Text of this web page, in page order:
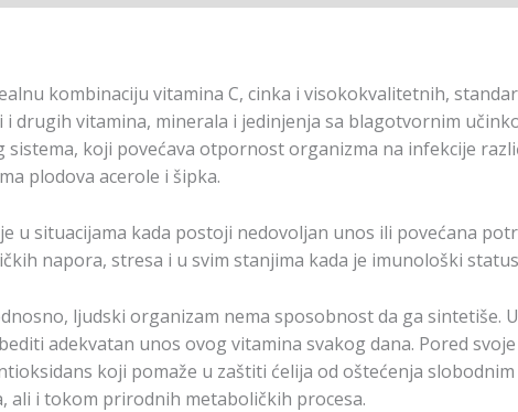
kombinaciju vitamina C, cinka i visokokvalitetnih,
drugih vitamina, minerala i jedinjenja sa blagotvornim
koji povećava otpornost organizma na infekcije
plodova acerole i šipka.
u situacijama kada postoji nedovoljan unos ili povećana
napora, stresa i u svim stanjima kada je imunološki
ljudski organizam nema sposobnost da ga sintetiše.
adekvatan unos ovog vitamina svakog dana. Pored
koji pomaže u zaštiti ćelija od oštećenja
ali i tokom prirodnih metaboličkih procesa.